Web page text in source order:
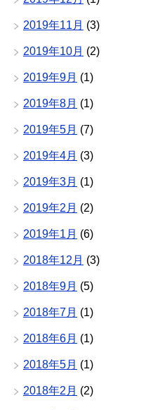
2019年11月 (3)
2019年10月 (2)
2019年9月 (1)
2019年8月 (1)
2019年5月 (7)
2019年4月 (3)
2019年3月 (1)
2019年2月 (2)
2019年1月 (6)
2018年12月 (3)
2018年9月 (5)
2018年7月 (1)
2018年6月 (1)
2018年5月 (1)
2018年2月 (2)